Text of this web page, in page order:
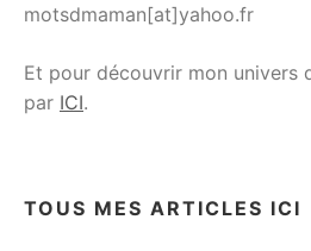
motsdmaman[at]yahoo.fr
Et pour découvrir mon univers
par ICI.
TOUS MES ARTICLES ICI